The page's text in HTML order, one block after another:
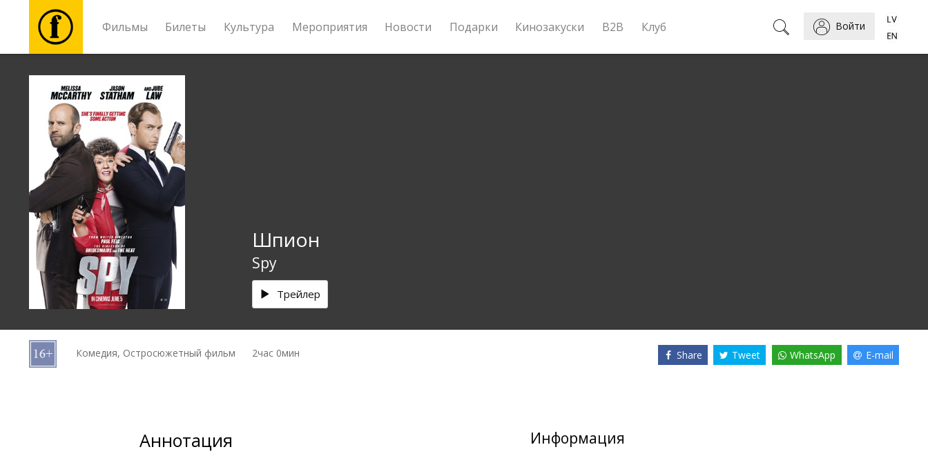
Фильмы Билеты Культура Мероприятия Новости Подарки Кинозакуски B2B Клуб Войти
Фильмы
Билеты
Культура
Мероприятия
Новости
Подарки
B2B
Шпион
Spy
Трейлер
Комедия, Остросюжетный фильм 2час 0мин Share Tweet WhatsApp E-mail
Аннотация Информация